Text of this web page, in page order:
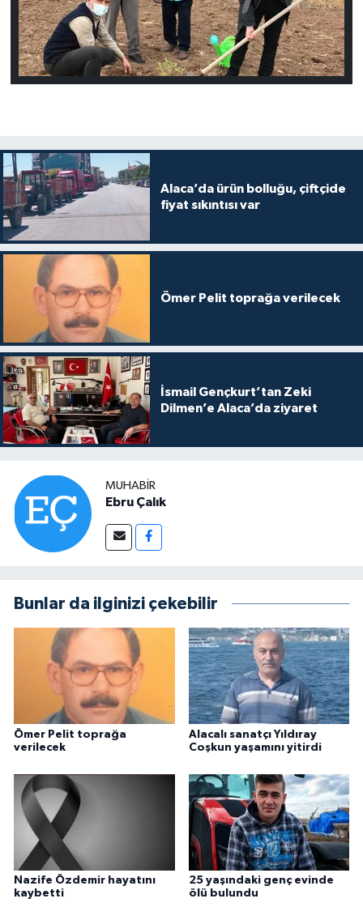
Alaca’da ürün bolluğu, çiftçide
fiyat sıkıntısı var
Ömer Pelit toprağa verilecek
İsmail Gençkurt’tan Zeki
Dilmen’e Alaca’da ziyaret
MUHABIR
Ebru Çalık
Bunlar da ilginizi çekebilir
Ömer Pelit toprağa
verilecek
Alacalı sanatçı Yıldıray
Coşkun yaşamını yitirdi
Nazife Özdemir hayatını
kaybetti
25 yaşındaki genç evinde
ölü bulundu